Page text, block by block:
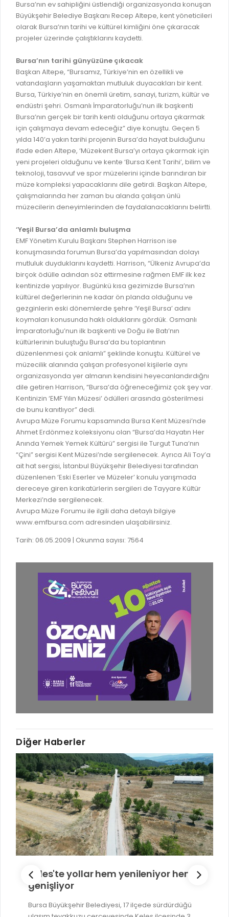
BİLGİ EDİNME
MECLİS
KOMİSYON ÜYELERİ
MECLİS KARARLARI
MECLİS GÜNDEMİ VE KARAR ÖZETLERİ
YAYIN / PLAN / RAPOR
STRATEJİK PLANLAR
PERFORMANS PROGRAMI
BÜTÇE
FAALİYET RAPORLARI
KESİN HESAPLAR
GELİR TARİFESİ
İMAR PLANI DEĞİŞİKLİKLERİ
UKOME TOPLANTILARI
FOTOĞRAF GALERİSİ
BURSA GÜNLÜĞÜ DERGİSİ
AYKOME KARARLARI
BURSA YAYINLARI
YÖNETİM SİSTEMLERİ
VİZYON & MİSYON
POLİTİKALARIMIZ
ENTEGRE YÖNETIM SISTEMI
KALITE BELGELERIMIZ
KVKK AYDINLATMA METNI
YÖNETMELIKLER / YÖNERGELER
KAMU HİZMET STANDARTLARI (KAHİS)
YANGIN SİGORTA E-BEYANNAME
BAŞVURU / KAYIT / SORGU
ORKESTRA KAYIT
SEYAHAT KARTI SORGULAMA
BURSA AKADEMİ
ÜCRETSİZ WİFİ NOKTALARI
İTFAİYE RAPORU
ONLİNE KATI ATIK BAŞVURUSU
İTFAİYE OLAY KAYDI BAŞVURUSU
BADEM KAYIT
İHALE İLANLARI
DOĞRUDAN TEMİN İLANLARI
EVRAK TAKİBİ
MEZARLIK BİLGİ SİSTEMİ
GENEL EVRAK KAYIT
LOKMA DAĞITIM İZNİ BAŞVURUSU
BAĞLANTILAR
WEB - MOBIL UYGULAMALARIMIZ
KURUM İÇİ UYGULAMALAR
E-DEVLET KAPISI
NÖBETÇİ ECZANELER
HAL FİYATLARI
SANAL TURLAR
KURUMLAR
RUHSATLI HAFRİYAT ALANLARI
ŞİKAYET TAKİBİ (KURUMLAR)
MÜHENDİS, MİMAR VE SÜRVEYAN KAYITLARI (İLÇE
MÜHENDİS, MİMAR VE SÜRVEYAN KAYITLARI
VEFAT KAYDI GİRİŞİ (İLÇE BELEDİYELER)
YER SEÇİM BELGESİ, MOBİL VE SAHA DOLABI BAŞVURULARI
GÜNLÜK KAZI ÇALIŞMALARI
TARIMSAL AMAÇLI METEOROLOJİ İSTASYON VERİLERİ
Bursa’nın ev sahipliğini üstlendiği organizasyonda konuşan
Büyükşehir Belediye Başkanı Recep Altepe, kent yöneticileri
olarak Bursa’nın tarihi ve kültürel kimliğini öne çıkaracak
projeler üzerinde çalıştıklarını kaydetti.
Bursa’nın tarihi günyüzüne çıkacak
Başkan Altepe, “Bursamız, Türkiye’nin en özellikli ve
vatandaşların yaşamaktan mutluluk duyacakları bir kent.
Bursa, Türkiye’nin en önemli üretim, sanayi, turizm, kültür ve
endüstri şehri. Osmanlı İmparatorluğu’nun ilk başkenti
Bursa’nın gerçek bir tarih kenti olduğunu ortaya çıkarmak
için çalışmaya devam edeceğiz” diye konuştu. Geçen 5
yılda 140’a yakın tarihi projenin Bursa’da hayat bulduğunu
ifade eden Altepe, ‘Müzekent Bursa’yı ortaya çıkarmak için
yeni projeleri olduğunu ve kente ‘Bursa Kent Tarihi’, bilim ve
teknoloji, tasavvuf ve spor müzelerini içinde barındıran bir
müze kompleksi yapacaklarını dile getirdi. Başkan Altepe,
çalışmalarında her zaman bu alanda çalışan ünlü
müzecilerin deneyimlerinden de faydalanacaklarını belirtti.
‘Yeşil Bursa’da anlamlı buluşma
EMF Yönetim Kurulu Başkanı Stephen Harrison ise
konuşmasında forumun Bursa’da yapılmasından dolayı
mutluluk duyduklarını kaydetti. Harrison, “Ülkeniz Avrupa’da
birçok ödülle adından söz ettirmesine rağmen EMF ilk kez
kentinizde yapılıyor. Bugünkü kısa gezimizde Bursa’nın
kültürel değerlerinin ne kadar ön planda olduğunu ve
gezginlerin eski dönemlerde şehre ‘Yeşil Bursa’ adını
koymaları konusunda haklı olduklarını gördük. Osmanlı
İmparatorluğu’nun ilk başkenti ve Doğu ile Batı’nın
kültürlerinin buluştuğu Bursa’da bu toplantının
düzenlenmesi çok anlamlı” şeklinde konuştu. Kültürel ve
müzecilik alanında çalışan profesyonel kişilerle aynı
organizasyonda yer almanın kendisini heyecanlandırdığnı
dile getiren Harrison, “Bursa’da öğreneceğimiz çok şey var.
Kentinizin ‘EMF Yılın Müzesi’ ödülleri arasında gösterilmesi
de bunu kanıtlıyor” dedi.
Avrupa Müze Forumu kapsamında Bursa Kent Müzesi’nde
Ahmet Erdönmez koleksiyonu olan “Bursa’da Hayatın Her
Anında Yemek Yemek Kültürü” sergisi ile Turgut Tuna’nın
“Çini” sergisi Kent Müzesi’nde sergilenecek. Ayrıca Ali Toy’a
ait hat sergisi, İstanbul Büyükşehir Belediyesi tarafından
düzenlenen ‘Eski Eserler ve Müzeler’ konulu yarışmada
dereceye giren karikatürlerin sergileri de Tayyare Kültür
Merkezi’nde sergilenecek.
Avrupa Müze Forumu ile ilgili daha detaylı bilgiye
www.emfbursa.com adresinden ulaşabilirsiniz.
Tarih: 06.05.2009 | Okunma sayısı: 7564
Diğer Haberler
Keles'te yollar hem yenileniyor hem
genişliyor
Bursa Büyükşehir Belediyesi, 17 ilçede sürdürdüğü